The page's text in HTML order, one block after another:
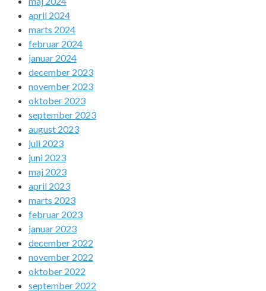
april 2024
marts 2024
februar 2024
januar 2024
december 2023
november 2023
oktober 2023
september 2023
august 2023
juli 2023
juni 2023
maj 2023
april 2023
marts 2023
februar 2023
januar 2023
december 2022
november 2022
oktober 2022
september 2022